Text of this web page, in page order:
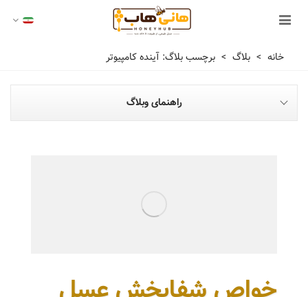
خانه > بلاگ > برچسب بلاگ: آینده کامپیوتر
راهنمای وبلاگ